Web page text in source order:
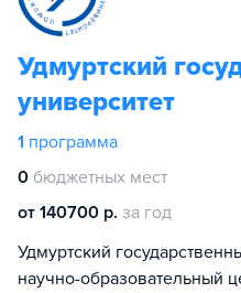
Удмуртский
университет
1 программа
0 бюджетных мест
от 140700 р. за год
Удмуртский
научно-образовательный